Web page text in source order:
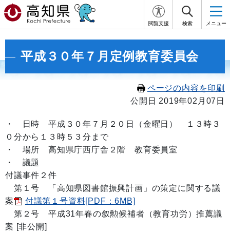
閲覧支援 検索 メニュー
平成３０年７月定例教育委員会
ページの内容を印刷
公開日 2019年02月07日
・ 日時 平成３０年７月２０日（金曜日） １３ 時３
０分から１３時５３分まで
・ 場所 高知県庁西庁舎２階 教育委員室
・ 議題
付議事件２件
第１号 「高知県図書館振興計画」の策定に関する議
案
付議第１号資料[PDF：6MB]
第２号 平成31年春の叙勲候補者（教育功労）推薦議
案 [非公開]